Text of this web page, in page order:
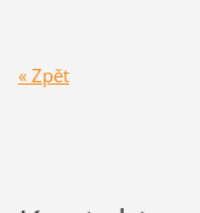
« Zpět